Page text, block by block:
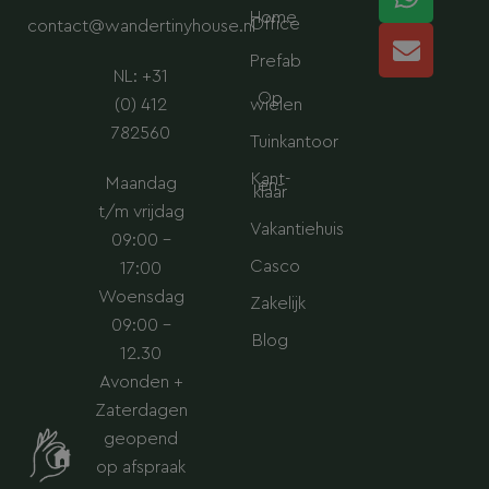
contact@wandertinyhouse.nl
NL: +31
(0) 412
782560
Maandag
t/m vrijdag
09:00 –
17:00
Woensdag
09:00 –
12.30
Avonden +
Zaterdagen
geopend
op afspraak
Home
Office
Prefab
Op
wielen
Tuinkantoor
Kant-
en-
klaar
Vakantiehuis
Casco
Zakelijk
Blog
g
r
a
d
i
n
a
p
p
o
p
e